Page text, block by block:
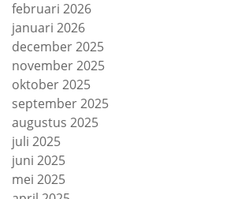
februari 2026
januari 2026
december 2025
november 2025
oktober 2025
september 2025
augustus 2025
juli 2025
juni 2025
mei 2025